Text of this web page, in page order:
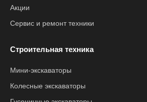
Акции
Сервис и ремонт техники
Строительная техника
Мини-экскаваторы
Колесные экскаваторы